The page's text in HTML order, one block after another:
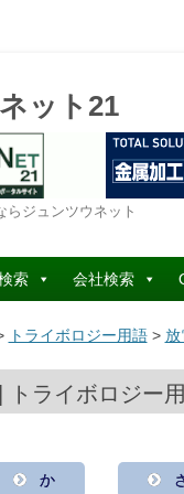
ット21
らジュンツウネット
索 会社検索
トライボロジー用語> 放
トライボロジー
か